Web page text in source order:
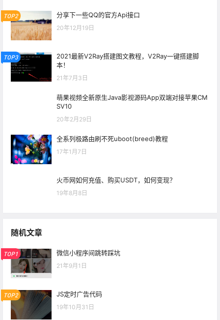
TOP2 分享下一些QQ的官方Api接口
20年12月19日
TOP3
2021最新V2Ray搭建图文教程，V2Ray一键搭建脚
本！
21年7月3日
萌果视频全新原生Java影视源码App双端对接苹果CM
SV10
20年2月29日
全系列极路由刷不死uboot(breed)教程
17年1月7日
火币网如何充值、购买USDT，如何变现？
19年8月8日
随机文章
TOP1 微信小程序间跳转踩坑
21年9月1日
TOP2 JS定时广告代码
19年10月31日